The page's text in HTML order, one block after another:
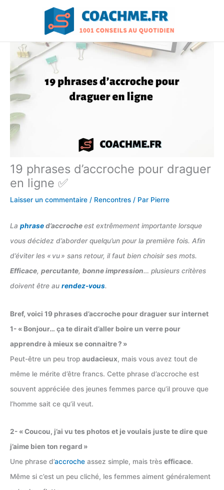
19 phrases d’accroche pour draguer
en ligne ✅
Laisser un commentaire / Rencontres / Par Pierre
La phrased’accrocheest extrêmement importante lorsque
vous décidez d’aborder quelqu’un pour la première fois. Afin
d’éviter les « vu » sans retour, il faut bien choisir ses mots.
Efficace, percutante, bonne impression… plusieurs critères
doivent être au rendez-vous.
Bref, voici 19 phrases d’accroche pour draguer sur internet
1- « Bonjour… ça te dirait d’aller boire un verre pour
apprendre à mieux se connaitre ? »
Peut-être un peu trop audacieux, mais vous avez tout de
même le mérite d’être francs. Cette phrase d’accroche est
souvent appréciée des jeunes femmes parce qu’il prouve que
l’homme sait ce qu’il veut.
2- « Coucou, j’ai vu tes photos et je voulais juste te dire que
j’aime bien ton regard »
Une phrase d’accroche assez simple, mais très efficace.
Même si c’est un peu cliché, les femmes aiment généralement